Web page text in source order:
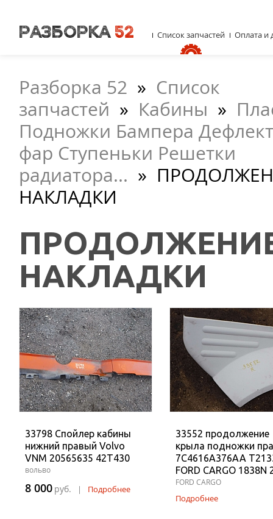
Разборка 52 » Список
запчастей » Кабины »
Подножки Бампера
фар Ступеньки Решетки
радиатора... »
НАКЛАДКИ
НАКЛАДКИ
33798 Спойлер кабины
нижний правый Volvo
VNM 20565635 42T430
вольво
8 000 руб. | Подробнее
33552 продолжение
крыла подножки
7C4616A376AA
FORD CARGO 1838N
FORD CARGO
Подробнее
Список запчастей Оплата и